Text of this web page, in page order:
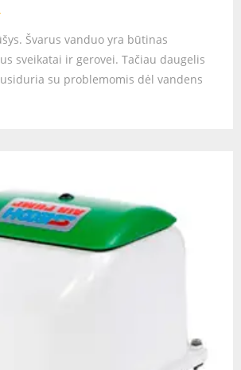
Švarus vanduo yra būtinas
sveikatai ir gerovei. Tačiau daugelis
su problemomis dėl vandens